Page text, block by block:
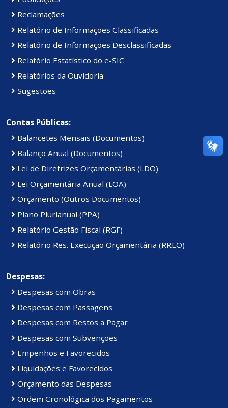
Reclamações
Relatório de Informações Classificadas
Relatório de Informações Desclassificadas
Relatório Estatístico do e-SIC
Relatórios da Ouvidoria
Sugestões
Contas Públicas:
Balancetes Mensais (Documentos)
Balanço Anual (Documentos)
Lei de Diretrizes Orçamentárias (LDO)
Lei Orçamentária Anual (LOA)
Orçamento (Outros Documentos)
Plano Plurianual (PPA)
Relatório Gestão Fiscal (RGF)
Relatório Res. Execução Orçamentária (RREO)
Despesas:
Despesas com Obras
Despesas com Passagens
Despesas com Restos a Pagar
Despesas com Subvenções
Empenhos e Favorecidos
Liquidações e Favorecidos
Orçamento das Despesas
Ordem Cronológica dos Pagamentos